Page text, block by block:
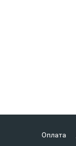
Оплата